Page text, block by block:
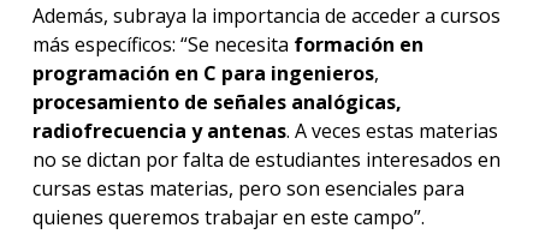
Además, subraya la importancia de acceder a cursos
más específicos: “Se necesita formación en
programación en C para ingenieros,
procesamiento de señales analógicas,
radiofrecuencia y antenas. A veces estas materias
no se dictan por falta de estudiantes interesados en
cursas estas materias, pero son esenciales para
quienes queremos trabajar en este campo”.